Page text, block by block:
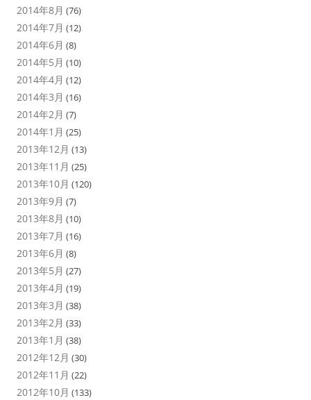
2014年8月 (76)
2014年7月 (12)
2014年6月 (8)
2014年5月 (10)
2014年4月 (12)
2014年3月 (16)
2014年2月 (7)
2014年1月 (25)
2013年12月 (13)
2013年11月 (25)
2013年10月 (120)
2013年9月 (7)
2013年8月 (10)
2013年7月 (16)
2013年6月 (8)
2013年5月 (27)
2013年4月 (19)
2013年3月 (38)
2013年2月 (33)
2013年1月 (38)
2012年12月 (30)
2012年11月 (22)
2012年10月 (133)